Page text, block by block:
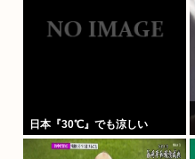
日本『30℃』でも涼しい